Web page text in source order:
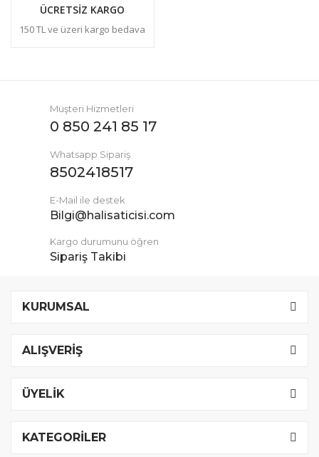
ÜCRETSİZ KARGO
150 TL ve üzeri kargo bedava
Müşteri Hizmetleri
0 850 241 85 17
Whatsapp Sipariş
8502418517
E-Mail ile destek
Bilgi@halisaticisi.com
Kargo durumunu öğren
Sipariş Takibi
KURUMSAL
ALIŞVERİŞ
ÜYELİK
KATEGORİLER